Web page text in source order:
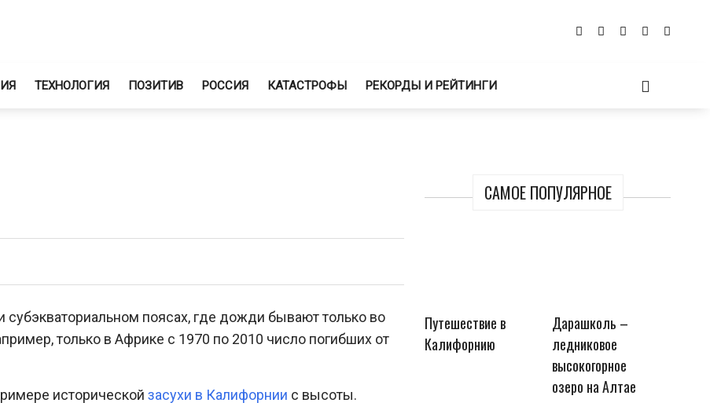
ТЕХНОЛОГИЯ ПОЗИТИВ РОССИЯ КАТАСТРОФЫ РЕКОРДЫ И РЕЙТИНГИ
САМОЕ ПОПУЛЯРНОЕ
Путешествие в
Калифорнию
Дарашколь –
ледниковое
высокогорное
озеро на Алтае
поясах, где дожди бывают только во
только в Африке с 1970 по 2010 число погибших от
исторической засухи в Калифорнии с высоты.